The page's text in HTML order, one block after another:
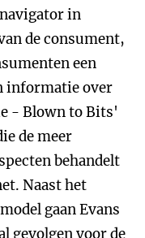
in
de consument,
een
informatie over
- Blown to Bits'
de meer
behandelt
Naast het
gaan Evans
gevolgen voor de